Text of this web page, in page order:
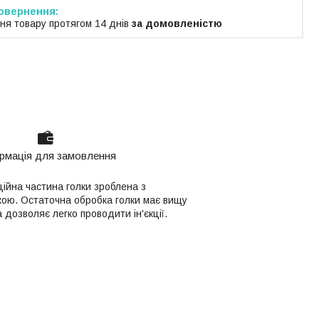
товару протягом 14 днів за домовленістю
для замовлення
частина голки зроблена з
Остаточна обробка голки має вищу
легко проводити ін'єкції.